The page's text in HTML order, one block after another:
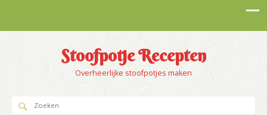
Stoofpotje Recepten
Overheerlijke stoofpotjes maken